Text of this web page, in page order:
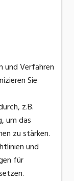
und Verfahren
Sie
z.B.
um das
zu stärken.
und
für